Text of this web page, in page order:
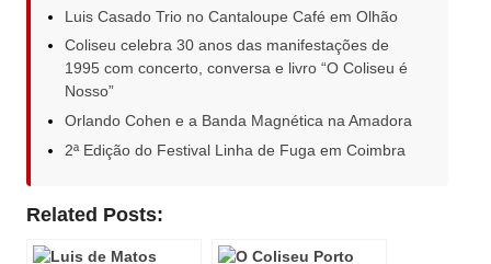
Luis Casado Trio no Cantaloupe Café em Olhão
Coliseu celebra 30 anos das manifestações de
1995 com concerto, conversa e livro “O Coliseu é
Nosso”
Orlando Cohen e a Banda Magnética na Amadora
2ª Edição do Festival Linha de Fuga em Coimbra
Related Posts: